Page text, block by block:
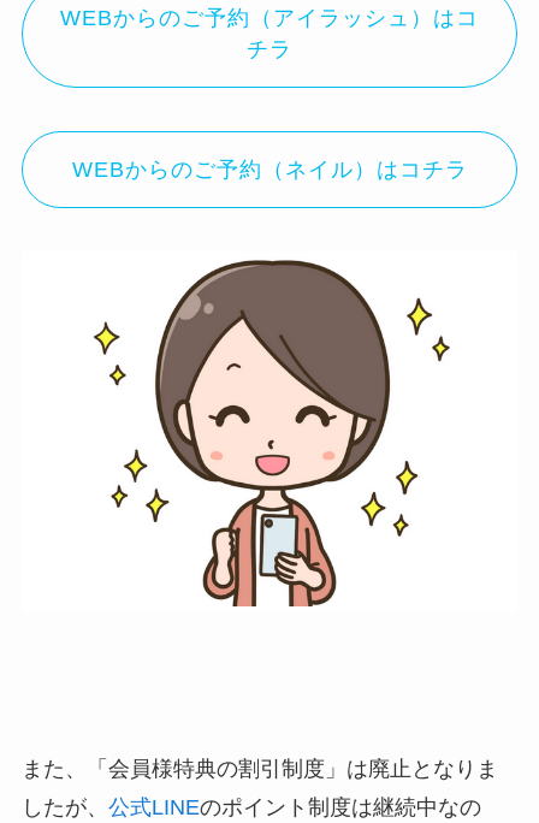
WEBからのご予約（アイラッシュ）はコ
チラ
WEBからのご予約（ネイル）はコチラ
また、「会員様特典の割引制度」は廃止となりま
したが、 公式LINEのポイント制度は継続中なの